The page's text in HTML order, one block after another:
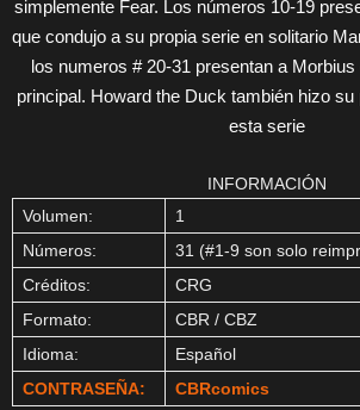
simplemente Fear. Los números 10-19
que condujo a su propia serie en solitario
los numeros # 20-31 presentan a
principal. Howard the Duck también hizo
esta serie
INFORMACIÓN
Volumen:
1
Números:
31 (#1-9 son solo
Créditos:
CRG
Formato:
CBR / CBZ
Idioma:
Español
CONTRASEÑA:
CBRcomics